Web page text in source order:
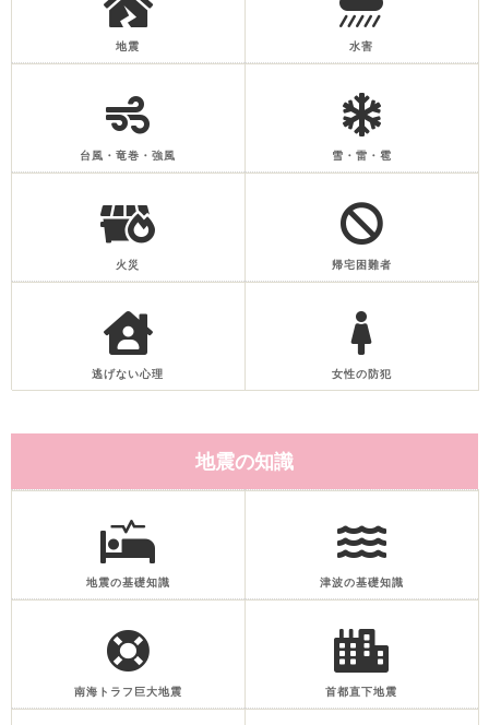
地震 水害
台風・竜巻・強風 雪・雷・雹
火災 帰宅困難者
逃げない心理 女性の防犯
地震の知識
地震の基礎知識 津波の基礎知識
南海トラフ巨大地震 首都直下地震